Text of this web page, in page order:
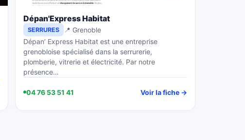
Dépan'Express Habitat
SERRURES
📍 Grenoble
Dépan’ Express Habitat est une entreprise
grenobloise spécialisé dans la serrurerie,
plomberie, vitrerie et électricité. Par notre
présence…
04 76 53 51 41 Voir la fiche →